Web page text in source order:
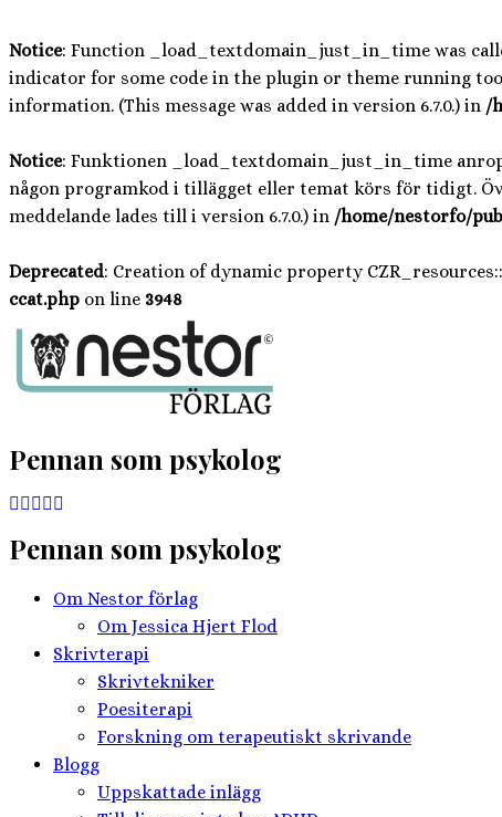
Notice: Function _load_textdomain_just_in_time was
indicator for some code in the plugin or theme running
information. (This message was added in version 6.7.0.) in /
Notice: Funktionen _load_textdomain_just_in_time
någon programkod i tillägget eller temat körs för tidigt.
meddelande lades till i version 6.7.0.) in /home/nestorfo/
Deprecated: Creation of dynamic property
ccat.php on line 3948
Hoppa
innehåll
Pennan som psykolog
Pennan som psykolog
Om Nestor förlag
Om Jessica Hjert Flod
Skrivterapi
Skrivtekniker
Poesiterapi
Forskning om terapeutiskt skrivande
Blogg
Uppskattade inlägg